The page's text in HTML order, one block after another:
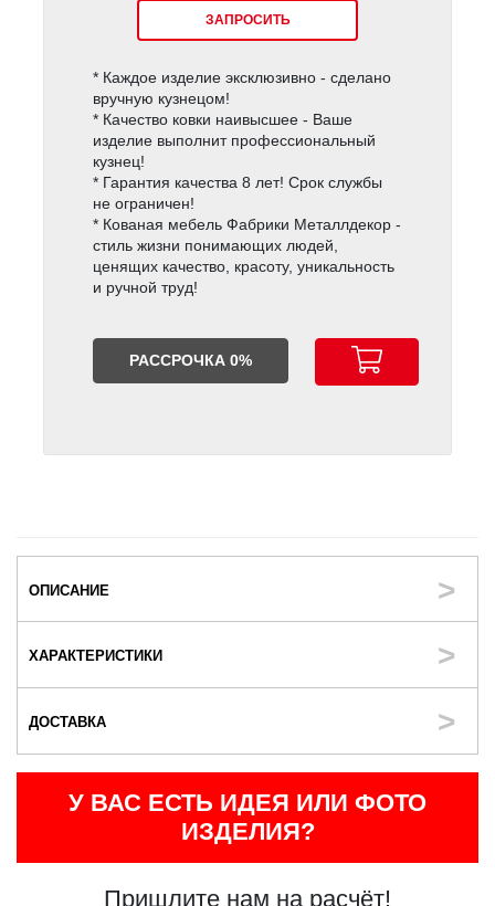
ЗАПРОСИТЬ
* Каждое изделие эксклюзивно - сделано
вручную кузнецом!
* Качество ковки наивысшее - Ваше
изделие выполнит профессиональный
кузнец!
* Гарантия качества 8 лет! Срок службы
не ограничен!
* Кованая мебель Фабрики Металлдекор -
стиль жизни понимающих людей,
ценящих качество, красоту, уникальность
и ручной труд!
РАССРОЧКА 0%
ОПИСАНИЕ
ХАРАКТЕРИСТИКИ
ДОСТАВКА
У ВАС ЕСТЬ ИДЕЯ ИЛИ ФОТО
ИЗДЕЛИЯ?
Пришлите нам на расчёт!